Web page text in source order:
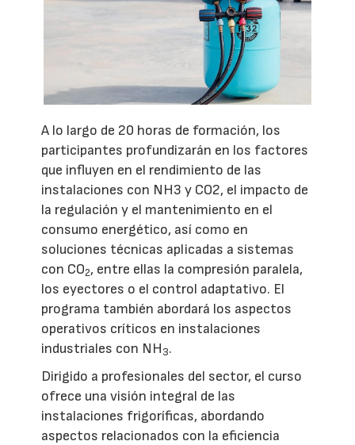
A lo largo de 20 horas de formación, los
participantes profundizarán en los factores
que influyen en el rendimiento de las
instalaciones con NH3 y CO2, el impacto de
la regulación y el mantenimiento en el
consumo energético, así como en
soluciones técnicas aplicadas a sistemas
con CO2, entre ellas la compresión paralela,
los eyectores o el control adaptativo. El
programa también abordará los aspectos
operativos críticos en instalaciones
industriales con NH3.
Dirigido a profesionales del sector, el curso
ofrece una visión integral de las
instalaciones frigoríficas, abordando
aspectos relacionados con la eficiencia